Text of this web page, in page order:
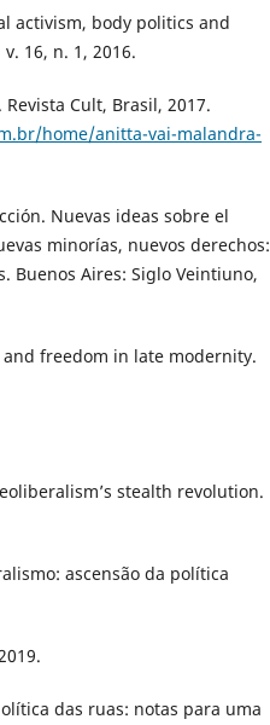
activism, body politics and
16, n. 1, 2016.
Revista Cult, Brasil, 2017.
home/anitta-vai-malandra-
Nuevas ideas sobre el
minorías, nuevos derechos:
Buenos Aires: Siglo Veintiuno,
and freedom in late modernity.
stealth revolution.
ascensão da política
das ruas: notas para uma